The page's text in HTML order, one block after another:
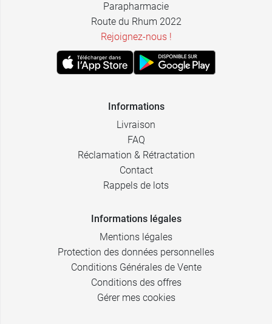
Parapharmacie
Route du Rhum 2022
Rejoignez-nous !
Informations
Livraison
FAQ
Réclamation & Rétractation
Contact
Rappels de lots
Informations légales
Mentions légales
Protection des données personnelles
Conditions Générales de Vente
Conditions des offres
Gérer mes cookies